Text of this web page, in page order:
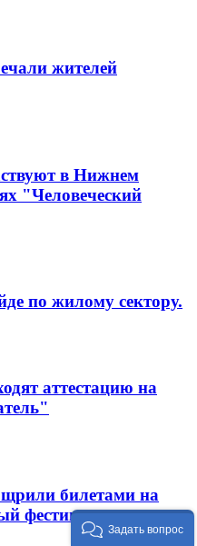
жителей
в Нижнем
"Человеческий
по жилому сектору.
аттестацию на
билетами на
фестиваль
Задать вопрос